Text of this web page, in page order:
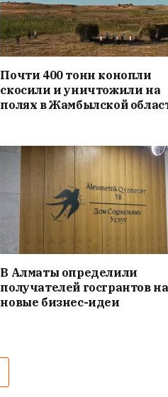
Почти 400 тонн конопли
скосили и уничтожили на
полях в Жамбылской
В Алматы определили
получателей госгрантов на
новые бизнес-идеи